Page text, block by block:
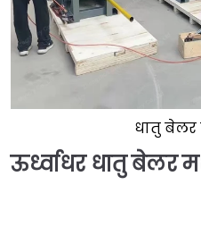
धातु बेलर
ऊर्ध्वाधर धातु बेलर